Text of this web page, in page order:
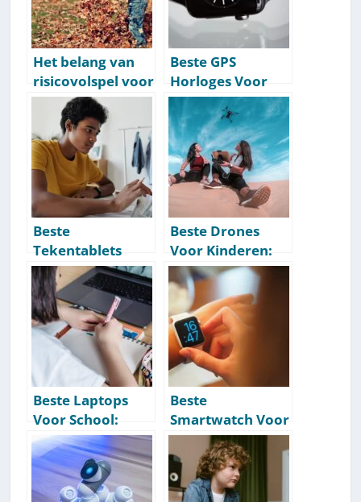
Het belang van
risicovolspel voor
kinderen [Tips &
Voordelen]
Beste GPS
Horloges Voor
Kinderen: Onze
Aanbevelingen
[Getest] [2026]
Beste
Tekentablets
Voor Kinderen:
Onze
Aanbevelingen
[Getest] [2026]
Beste Drones
Voor Kinderen:
Onze
Aanbevelingen
[Getest] [2026]
Beste Laptops
Voor School:
Onze
Aanbevelingen
[Getest] [2026]
Beste
Smartwatch Voor
Kinderen: Onze
Aanbevelingen
[Getest] [2026]